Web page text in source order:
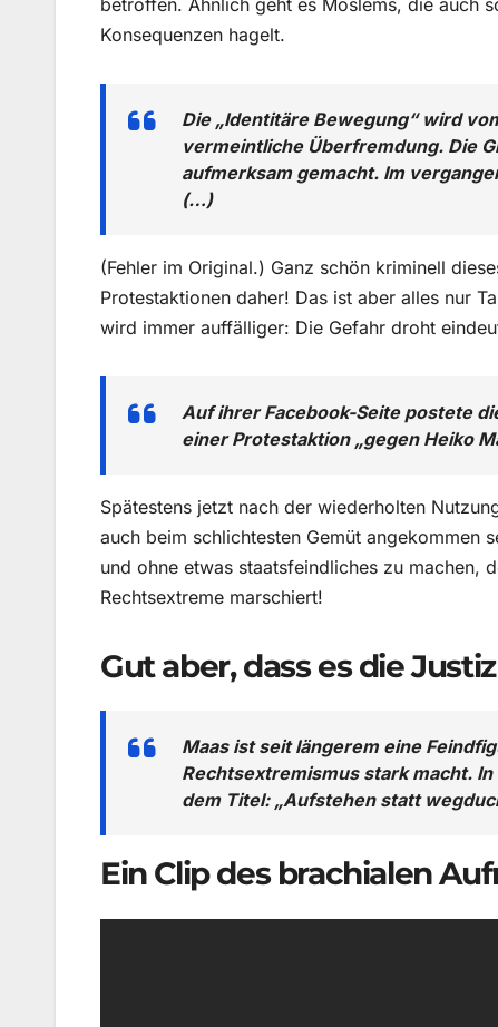
betroffen. Ähnlich geht es Moslems, die auch
Konsequenzen hagelt.
Die „Identitäre Bewegung“ wird
vermeintliche Überfremdung. Die
aufmerksam gemacht. Im
(…)
(Fehler im Original.) Ganz schön kriminell
Protestaktionen daher! Das ist aber alles nur
wird immer auffälliger: Die Gefahr droht
Auf ihrer Facebook-Seite postete
einer Protestaktion „gegen Heiko
Spätestens jetzt nach der wiederholten
auch beim schlichtesten Gemüt angekommen
und ohne etwas staatsfeindliches zu machen,
Rechtsextreme marschiert!
Gut aber, dass es die
Maas ist seit längerem eine
Rechtsextremismus stark macht.
dem Titel: „Aufstehen statt
Ein Clip des brachialen